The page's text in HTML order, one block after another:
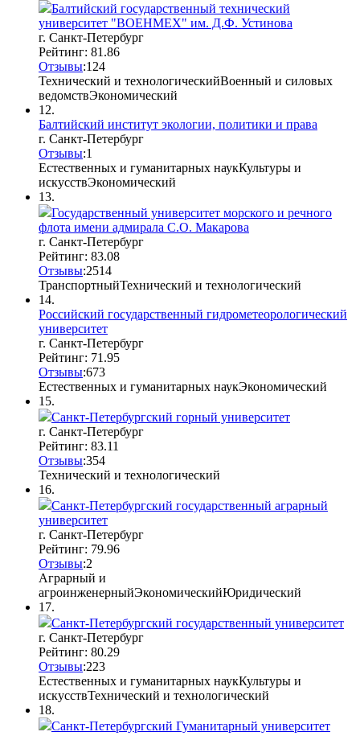
Балтийский государственный технический
университет "ВОЕНМЕХ" им. Д.Ф. Устинова
г. Санкт-Петербург
Рейтинг: 81.86
Отзывы:124
Технический и технологическийВоенный и силовых
ведомствЭкономический
12.
Балтийский институт экологии, политики и права
г. Санкт-Петербург
Отзывы:1
Естественных и гуманитарных наукКультуры и
искусствЭкономический
13.
Государственный университет морского и речного
флота имени адмирала С.О. Макарова
г. Санкт-Петербург
Рейтинг: 83.08
Отзывы:2514
ТранспортныйТехнический и технологический
14.
Российский государственный гидрометеорологический
университет
г. Санкт-Петербург
Рейтинг: 71.95
Отзывы:673
Естественных и гуманитарных наукЭкономический
15.
Санкт-Петербургский горный университет
г. Санкт-Петербург
Рейтинг: 83.11
Отзывы:354
Технический и технологический
16.
Санкт-Петербургский государственный аграрный
университет
г. Санкт-Петербург
Рейтинг: 79.96
Отзывы:2
Аграрный и
агроинженерныйЭкономическийЮридический
17.
Санкт-Петербургский государственный университет
г. Санкт-Петербург
Рейтинг: 80.29
Отзывы:223
Естественных и гуманитарных наукКультуры и
искусствТехнический и технологический
18.
Санкт-Петербургский Гуманитарный университет